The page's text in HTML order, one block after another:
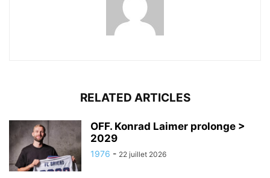
RELATED ARTICLES
OFF. Konrad Laimer prolonge >
2029
1976 - 22 juillet 2026